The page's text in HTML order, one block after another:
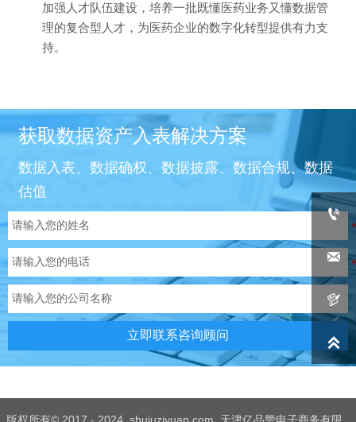
加强人才队伍建设，培养一批既懂医药业务又懂数据管
理的复合型人才，为医药企业的数字化转型提供有力支
持。
获取数据资产入表解决方案
数据入表、数据确权、数据披露、数据合规、数据
估值
立即联系咨询顾问
版权所有© 2017 - 2024 shujuziyuan.com 天津亿品赞电子商务有限



